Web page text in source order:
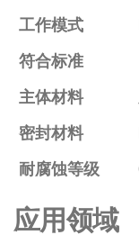
工作模式
符合标准
主体材料
密封材料
耐腐蚀等级
应用领域